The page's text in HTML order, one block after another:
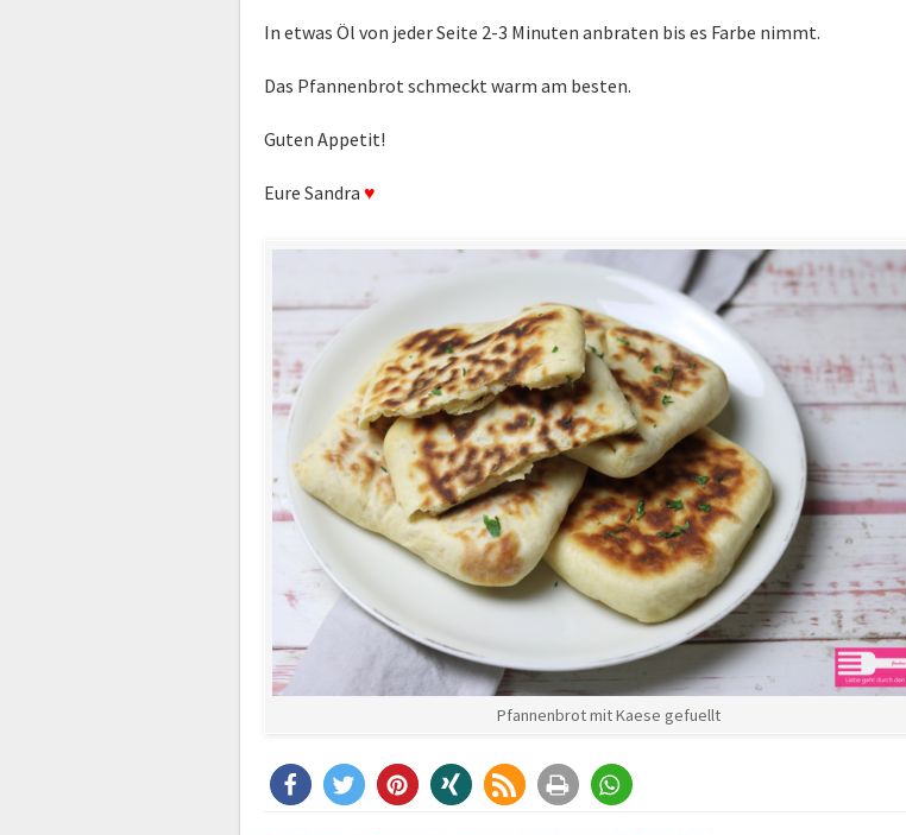
In etwas Öl von jeder Seite 2-3 Minuten anbraten bis es Farbe nimmt.
Das Pfannenbrot schmeckt warm am besten.
Guten Appetit!
Eure Sandra ♥
Pfannenbrot mit Kaese gefuellt